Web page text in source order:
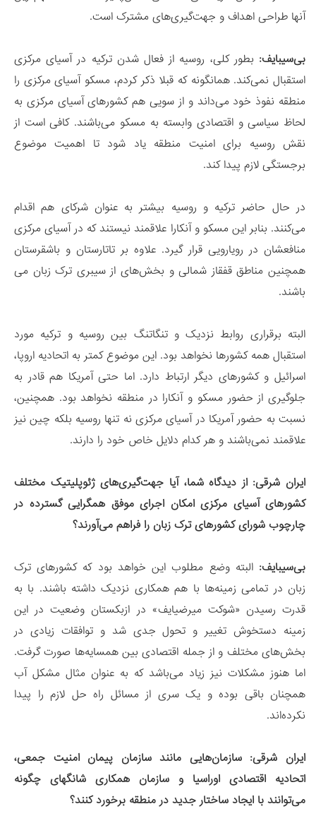
آنها طراحی اهداف و جهت‌گیری‌های مشترک است.
بی‌سیبایف: بطور کلی، روسیه از فعال شدن ترکیه در آسیای مرکزی
استقبال نمی‌کند. همانگونه که قبلا ذکر کردم، مسکو آسیای مرکزی را
منطقه نفوذ خود می‌داند و از سویی هم کشورهای آسیای مرکزی به
لحاظ سیاسی و اقتصادی وابسته به مسکو می‌باشند. کافی است از
نقش روسیه برای امنیت منطقه یاد شود تا اهمیت موضوع
برجستگی لازم پیدا کند.
در حال حاضر ترکیه و روسیه بیشتر به عنوان شرکای هم اقدام
می‌کنند. بنابر این مسکو و آنکارا علاقمند نیستند که در آسیای مرکزی
منافعشان در رویارویی قرار گیرد. علاوه بر تاتارستان و باشقرستان
همچنین مناطق قفقاز شمالی و بخش‌های از سیبری ترک زبان می
باشند.
البته برقراری روابط نزدیک و تنگاتنگ بین روسیه و ترکیه مورد
استقبال همه کشورها نخواهد بود. این موضوع کمتر به اتحادیه اروپا،
اسرائیل و کشورهای دیگر ارتباط دارد. اما حتی آمریکا هم قادر به
جلوگیری از حضور مسکو و آنکارا در منطقه نخواهد بود. همچنین،
نسبت به حضور آمریکا در آسیای مرکزی نه تنها روسیه بلکه چین نیز
علاقمند نمی‌باشند و هر کدام دلایل خاص خود را دارند.
ایران شرقی:از دیدگاه شما، آیا جهت‌گیری‌های ژئوپلیتیک مختلف
کشورهای آسیای مرکزی امکان اجرای موفق همگرایی گسترده در
چارچوب شورای کشورهای ترک زبان را فراهم می‌آورند؟
بی‌سیبایف: البته وضع مطلوب این خواهد بود که کشورهای ترک
زبان در تمامی زمینه‌ها با هم همکاری نزدیک داشته باشند. با به
قدرت رسیدن «شوکت میرضیایف» در ازبکستان وضعیت در این
زمینه دستخوش تغییر و تحول جدی شد و توافقات زیادی در
بخش‌های مختلف و از جمله اقتصادی بین همسایه‌ها صورت گرفت.
اما هنوز مشکلات نیز زیاد می‌باشد که به عنوان مثال مشکل آب
همچنان باقی بوده و یک سری از مسائل راه حل لازم را پیدا
نکرده‌اند.
ایران شرقی:سازمان‌هایی مانند سازمان پیمان امنیت جمعی،
اتحادیه اقتصادی اوراسیا و سازمان همکاری شانگهای چگونه
می‌توانند با ایجاد ساختار جدید در منطقه برخورد کنند؟